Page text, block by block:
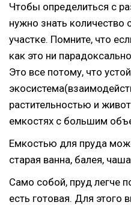
Чтобы определиться с
нужно знать
участке. Помните, что
как это ни
Это все потому, что
растительностью и
емкостях с большим
Емкостью для пруда
старая ванна, балея,
Само собой, пруд легче
есть готовая. Для этого